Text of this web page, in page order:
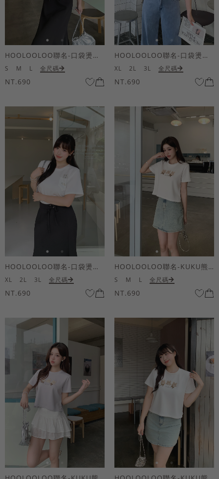
HOOLOOLOO聯名-口袋燙金KUKU熊短袖上衣
S M L 全尺碼
NT.690
HOOLOOLOO聯名-口袋燙金KUKU熊短袖上衣
XL 2L 3L 全尺碼
NT.690
HOOLOOLOO聯名-口袋燙金KUKU熊短袖上衣
XL 2L 3L 全尺碼
NT.690
HOOLOOLOO聯名-KUKU熊蝴蝶結短袖上衣
S M L 全尺碼
NT.690